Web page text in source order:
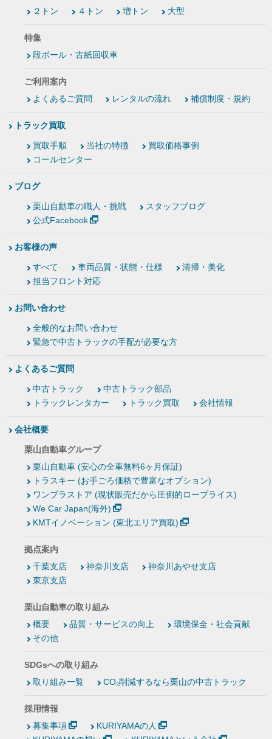
２トン
４トン 増トン 大型
特集
段ボール・古紙回収車
ご利用案内
よくあるご質問
レンタルの流れ 補償制度・規約
トラック買取
買取手順 当社の特徴
買取価格事例
コールセンター
ブログ
栗山自動車の職人・挑戦
スタッフブログ
公式Facebook
お客様の声
すべて 車両品質・状態・仕様
清掃・美化
担当フロント対応
お問い合わせ
全般的なお問い合わせ
緊急で中古トラックの手配が必要な方
よくあるご質問
中古トラック
中古トラック部品
トラックレンタカー
トラック買取 会社情報
会社概要
栗山自動車グループ
栗山自動車 (安心の全車無料6ヶ月保証)
トラスキー (お手ごろ価格で豊富なオプション)
ワンプラストア (現状販売だから圧倒的ロープライス)
We Car Japan(海外)
KMTイノベーション (東北エリア買取)
拠点案内
千葉支店
神奈川支店
神奈川あやせ支店
東京支店
栗山自動車の取り組み
概要
品質・サービスの向上
環境保全・社会貢献
その他
SDGsへの取り組み
取り組み一覧
CO₂削減するなら栗山の中古トラック
採用情報
募集事項
KURIYAMAの人